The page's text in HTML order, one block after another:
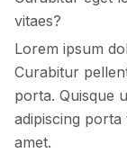
vitaes?
Lorem ipsum
Curabitur
porta. Quisque
adipiscing
amet.